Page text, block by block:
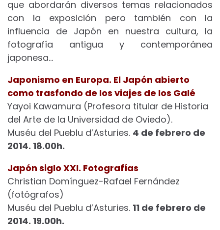
que abordarán diversos temas relacionados
con la exposición pero también con la
influencia de Japón en nuestra cultura, la
fotografía antigua y contemporánea
japonesa…
Japonismo en Europa. El Japón abierto
como trasfondo de los viajes de los Galé
Yayoi Kawamura (Profesora titular de Historia
del Arte de la Universidad de Oviedo).
Muséu del Pueblu d’Asturies. 4 de febrero de
2014. 18.00h.
Japón siglo XXI. Fotografías
Christian Domínguez-Rafael Fernández
(fotógrafos)
Muséu del Pueblu d’Asturies. 11 de febrero de
2014. 19.00h.